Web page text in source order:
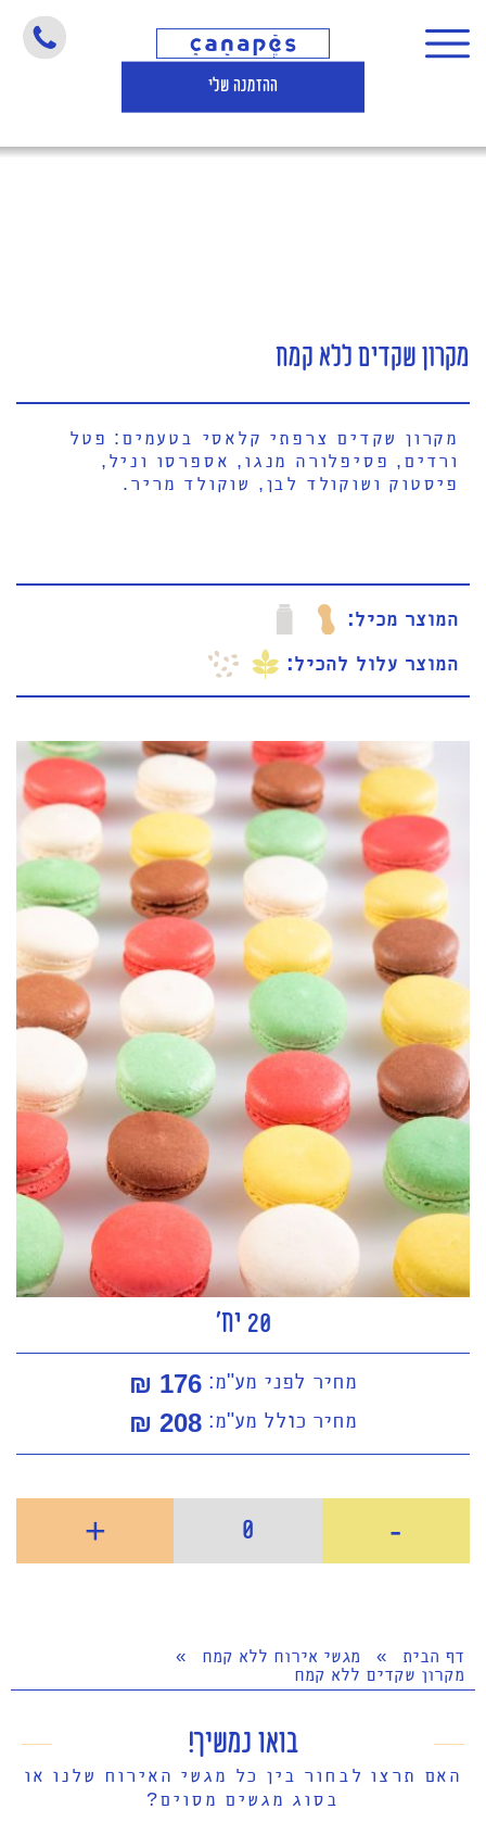
ההזמנה שלימקרון שקדים ללא קמח
מקרון שקדים ללא קמח
מקרון שקדים צרפתי קלאסי בטעמים: פטל
ורדים, פסיפלורה מנגו, אספרסו וניל,
פיסטוק ושוקולד לבן, שוקולד מריר.
המוצר מכיל
המוצר עלול להכיל
20 יח'
מחיר לפני מע"מ: 176 ₪
מחיר כולל מע"מ: 208
₪
-
0
+
דף הבית » מגשי אירוח ללא קמח
»
מקרון שקדים ללא קמח
בואו נמשיך!
האם תרצו לבחור בין כל מגשי האירוח שלנו או
בסוג מגשים מסוים?